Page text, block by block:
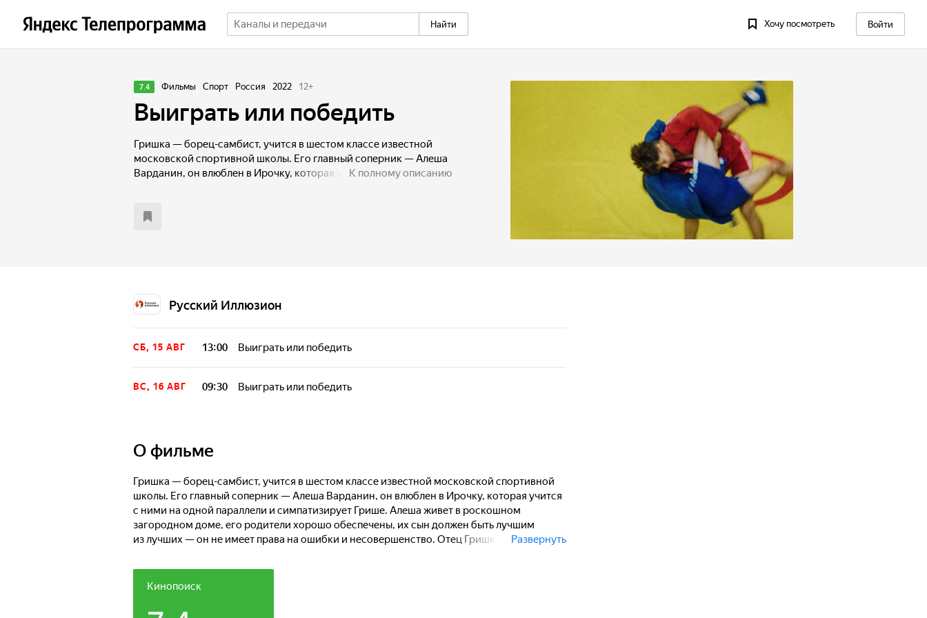
Найти Хочу посмотреть Войти
7.4 Фильмы Спорт Россия 2022 12+
Выиграть или победить
Гришка — борец-самбист, учится в шестом классе известной
московской спортивной школы. Его главный соперник — Алеша
Варданин, он влюблен в Ирочку, которая учится с ними
обеспечены, их сын должен быть лучшим из лучших — он
устранить конкурента.
К полному описанию
Русский Иллюзион
СБ, 15 АВГ 13:00 Выиграть или победить
ВС, 16 АВГ 09:30 Выиграть или победить
О фильме
Гришка — борец-самбист, учится в шестом классе известной московской спортивной
школы. Его главный соперник — Алеша Варданин, он влюблен в Ирочку, которая учится
с ними на одной параллели и симпатизирует Грише. Алеша живет в роскошном
загородном доме, его родители хорошо обеспечены, их сын должен быть лучшим
из лучших — он не имеет права на ошибки и несовершенство. Отец Гришки, напротив,
Накануне серьезных соревнований в спортшколе отец Гришки попадает в аварию
и оказывается в реанимации. Тем временем, Алеша всеми силами пытается устранить
Развернуть
Кинопоиск